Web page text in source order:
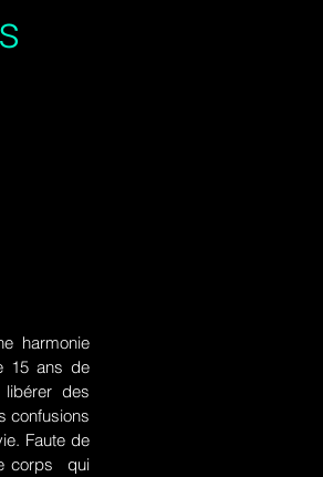
harmonie
15 ans de
des
confusions
Faute de
corps qui